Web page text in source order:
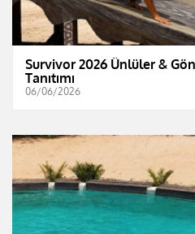
Survivor 2026 Ünlüler &
Tanıtımı
06/06/2026